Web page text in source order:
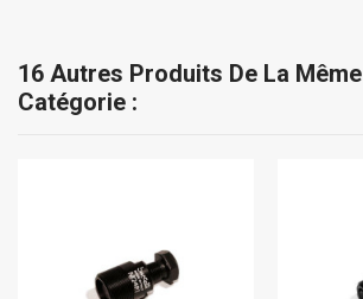
16 Autres Produits De La Même
Catégorie :